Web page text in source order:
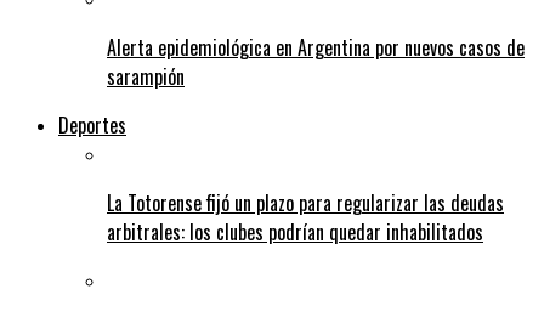
Alerta epidemiológica en Argentina por nuevos casos de
sarampión
Deportes
La Totorense fijó un plazo para regularizar las deudas
arbitrales: los clubes podrían quedar inhabilitados